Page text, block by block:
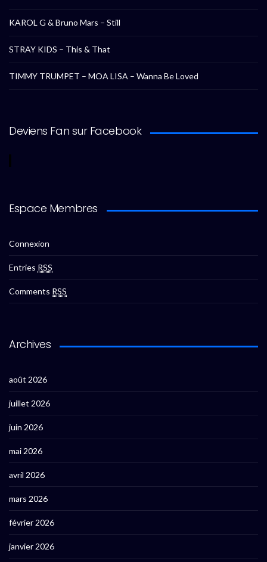
KAROL G & Bruno Mars – Still
STRAY KIDS – This & That
TIMMY TRUMPET – MOA LISA – Wanna Be Loved
Deviens Fan sur Facebook
Espace Membres
Connexion
Entries RSS
Comments RSS
Archives
août 2026
juillet 2026
juin 2026
mai 2026
avril 2026
mars 2026
février 2026
janvier 2026